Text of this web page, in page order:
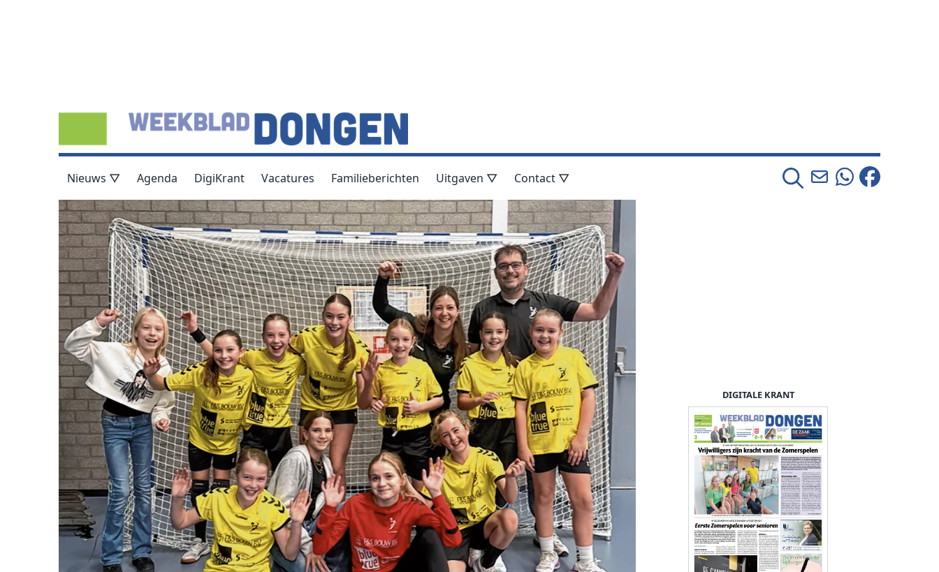
Nieuws ▽ Agenda DigiKrant Vacatures Familieberichten Uitgaven ▽ Contact ▽
DIGITALE KRANT